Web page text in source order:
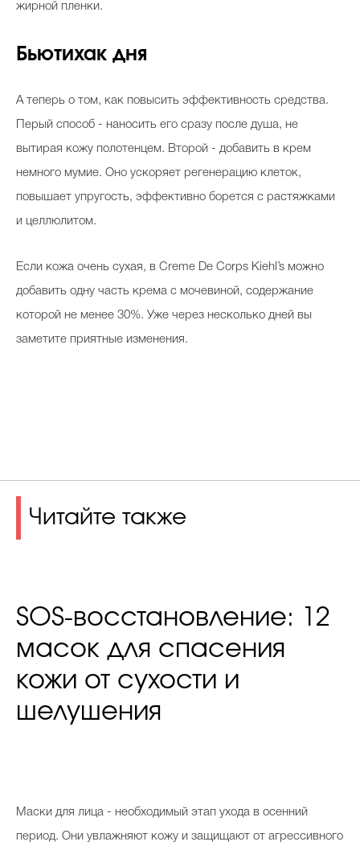
жирной пленки.
Бьютихак дня
А теперь о том, как повысить эффективность средства.
Перый способ - наносить его сразу после душа, не
вытирая кожу полотенцем. Второй - добавить в крем
немного мумие. Оно ускоряет регенерацию клеток,
повышает упругость, эффективно борется с растяжками
и целлюлитом.
Если кожа очень сухая, в Creme De Corps Kiehl’s можно
добавить одну часть крема с мочевиной, содержание
которой не менее 30%. Уже через несколько дней вы
заметите приятные изменения.
Читайте также
SOS-восстановление: 12
масок для спасения
кожи от сухости и
шелушения
Маски для лица - необходимый этап ухода в осенний
период. Они увлажняют кожу и защищают от агрессивного